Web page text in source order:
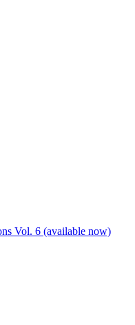
Vol. 6 (available now)